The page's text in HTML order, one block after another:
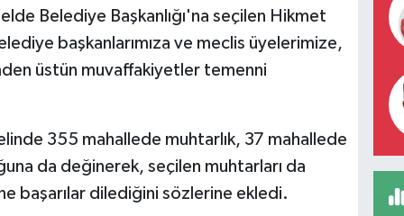
Belediye Başkanlığı'na seçilen Hikmet
başkanlarımıza ve meclis üyelerimize,
üstün muvaffakiyetler temenni
355 mahallede muhtarlık, 37 mahallede
da değinerek, seçilen muhtarları da
başarılar dilediğini sözlerine ekledi.